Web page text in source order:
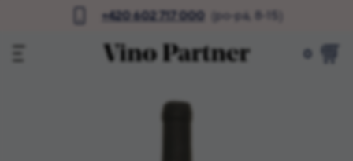
+420 602 717 000 (po-pá, 8-15)
0